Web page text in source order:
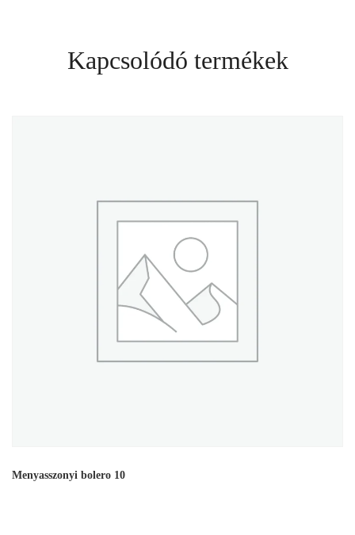
Kapcsolódó termékek
Menyasszonyi bolero 10